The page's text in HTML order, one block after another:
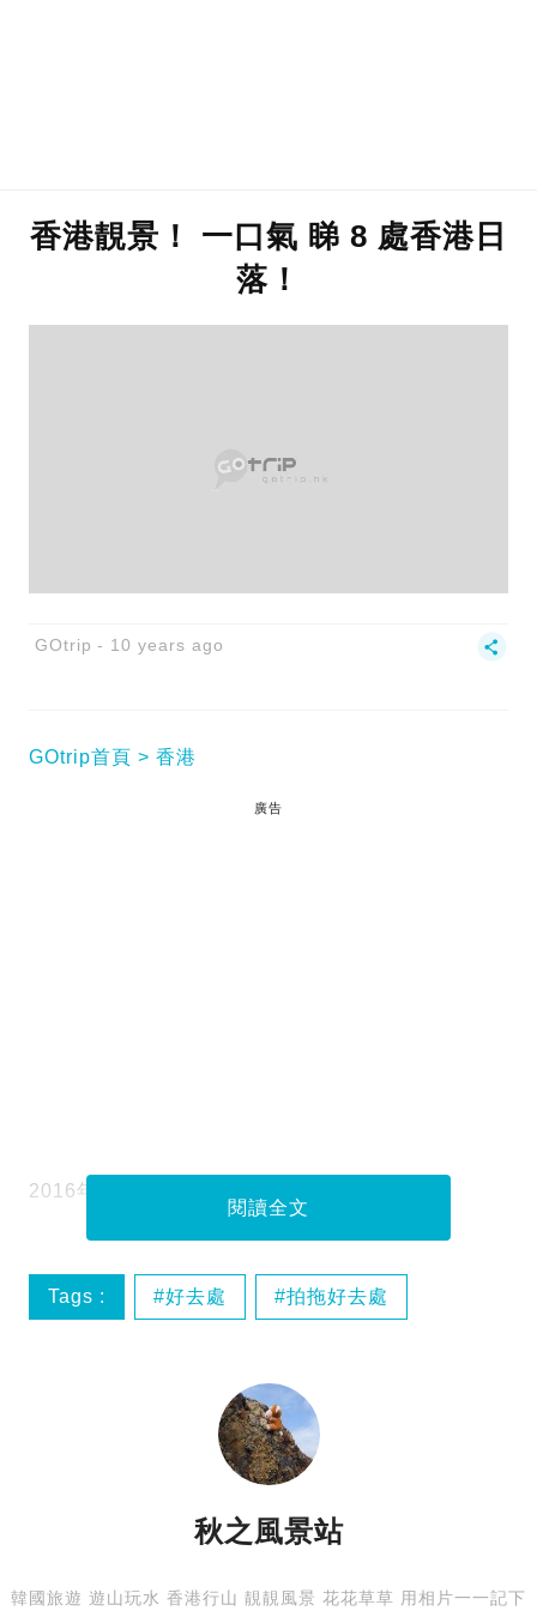
香港靚景！ 一口氣 睇 8 處香港日
落！
GOtrip 10 years ago
GOtrip首頁 香港
廣告
2016年日落縮時影片
閱讀全文
Tags : 好去處 拍拖好去處
秋之風景站
韓國旅遊 遊山玩水 香港行山 靚靚風景 花花草草 用相片一一記下